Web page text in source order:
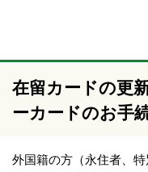
在留カードの更
ーカードのお手
外国籍の方（永住者、